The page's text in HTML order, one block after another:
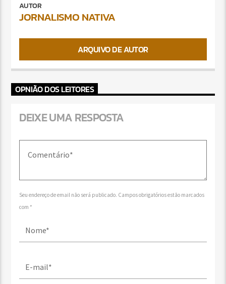
AUTOR
JORNALISMO NATIVA
ARQUIVO DE AUTOR
OPNIÃO DOS LEITORES
DEIXE UMA RESPOSTA
Seu endereço de email não será publicado. Campos obrigatórios estão marcados
com *